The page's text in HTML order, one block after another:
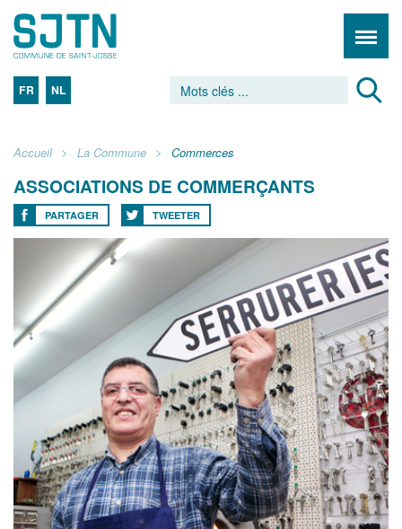
FR NL
Accueil La Commune Commerces
ASSOCIATIONS DE COMMERÇANTS
PARTAGER TWEETER